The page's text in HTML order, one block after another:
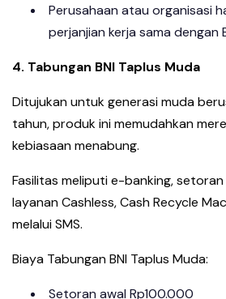
Perusahaan atau organisasi
perjanjian kerja sama dengan
4. Tabungan BNI Taplus Muda
Ditujukan untuk generasi muda
tahun, produk ini memudahkan
kebiasaan menabung.
Fasilitas meliputi e-banking, setoran
layanan Cashless, Cash Recycle
melalui SMS.
Biaya Tabungan BNI Taplus Muda:
Setoran awal Rp100.000